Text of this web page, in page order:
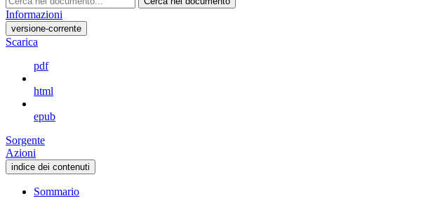
Informazioni
versione-corrente
Scarica
pdf
html
epub
Sorgente
Azioni
indice dei contenuti
Sommario